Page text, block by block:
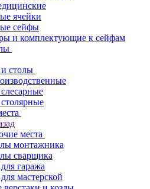
ячейки
сейфы
и комплектующие к сейфам
столы
места
монтажника
сварщика
гаража
мастерской